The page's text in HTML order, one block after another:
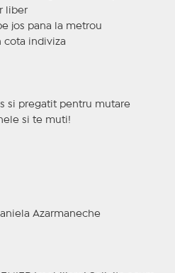
liber
jos pana la metrou
cota indiviza
si pregatit pentru mutare
si te muti!
Azarmaneche